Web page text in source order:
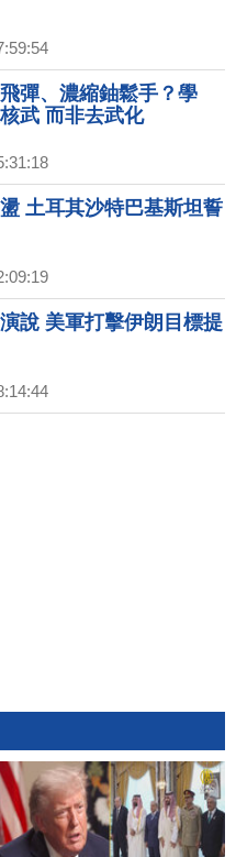
彈、濃縮鈾鬆手？學
武 而非去武化
土耳其沙特巴基斯坦誓
說 美軍打擊伊朗目標提